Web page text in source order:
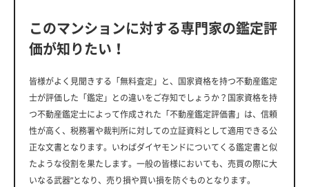
このマンションに対する専門家の鑑定評
価が知りたい！
皆様がよく見聞きする「無料査定」と、国家資格を持つ不動産鑑定
士が評価した「鑑定」との違いをご存知でしょうか？国家資格を持
つ不動産鑑定士によって作成された「不動産鑑定評価書」は、信頼
性が高く、税務署や裁判所に対しての立証資料として適用できる公
正な文書となります。いわばダイヤモンドについてくる鑑定書と似
たような役割を果たします。一般の皆様においても、売買の際に大
いなる武器”となり、売り損や買い損を防ぐものとなります。